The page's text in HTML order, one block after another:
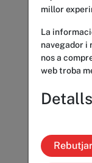
millor
La
navegador i
nos a
web troba
Detalls